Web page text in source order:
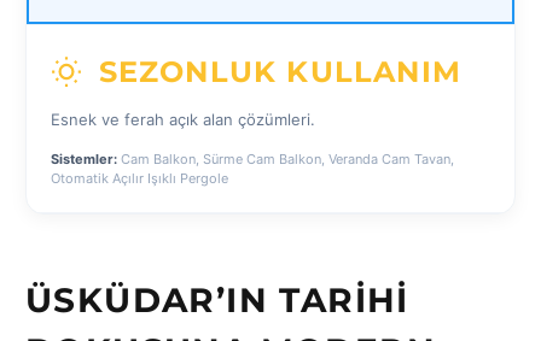
SEZONLUK KULLANIM
Esnek ve ferah açık alan çözümleri.
Sistemler: Cam Balkon, Sürme Cam Balkon, Veranda Cam Tavan,
Otomatik Açılır Işıklı Pergole
ÜSKÜDAR’IN TARIHI